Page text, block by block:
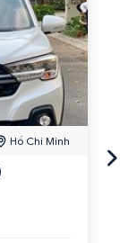
Hồ Chí Minh